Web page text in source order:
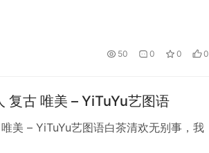
50 0 0 0
复古 唯美 – YiTuYu艺图语
美 – YiTuYu艺图语白茶清欢无别事，我